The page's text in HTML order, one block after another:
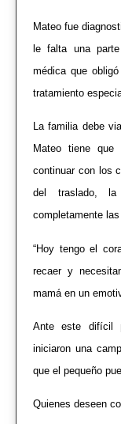
Mateo fue
le falta una
médica que
tratamiento
La familia debe
Mateo tiene
continuar con los
del traslado,
completamente
“Hoy tengo el
recaer y
mamá en un
Ante este difícil
iniciaron una
que el pequeño
Quienes deseen